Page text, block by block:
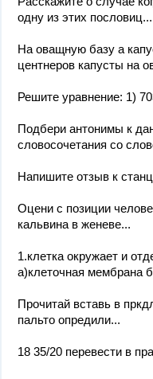
одну из этих пословиц...
На оващную базу а
центнеров капусты на
Решите уравнение: 1)
Подбери антонимы к
словосочетания со
Напишите отзыв к
Оцени с позиции
кальвина в женеве...
1.клетка окружает и
а)клеточная мембрана
Прочитай вставь в
пальто опредили...
18 35/20 перевести в